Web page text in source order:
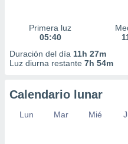
Primera luz
05:40
Duración del día 11h 27m
Luz diurna restante 7h 54m
Calendario lunar
Lun Mar Mié